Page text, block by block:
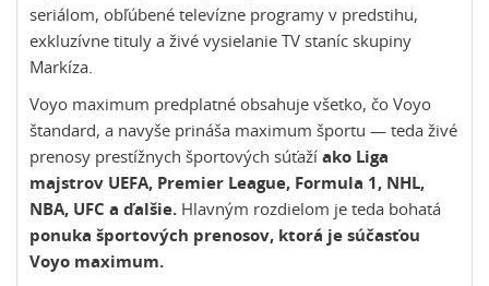
seriálom, obľúbené televízne programy v predstihu,
exkluzívne tituly a živé vysielanie TV staníc skupiny
Markíza.
Voyo maximum predplatné obsahuje všetko, čo Voyo
štandard, a navyše prináša maximum športu — teda živé
prenosy prestížnych športových súťaží ako Liga
majstrov UEFA, Premier League, Formula 1, NHL,
NBA, UFC a ďalšie. Hlavným rozdielom je teda bohatá
ponuka športových prenosov, ktorá je súčasťou
Voyo maximum.